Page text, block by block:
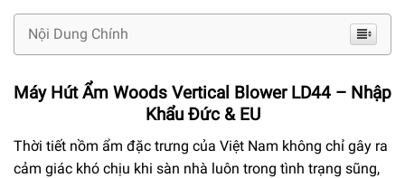
Nội Dung Chính
Máy Hút Ẩm Woods Vertical Blower LD44 – Nhập
Khẩu Đức & EU
Thời tiết nồm ẩm đặc trưng của Việt Nam không chỉ gây ra
cảm giác khó chịu khi sàn nhà luôn trong tình trạng sũng,